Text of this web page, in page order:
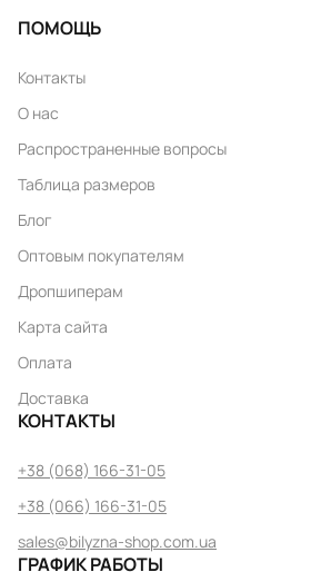
ПОМОЩЬ
Контакты
О нас
Распространенные вопросы
Таблица размеров
Блог
Оптовым покупателям
Дропшиперам
Карта сайта
Оплата
Доставка
КОНТАКТЫ
+38 (068) 166-31-05
+38 (066) 166-31-05
sales@bilyzna-shop.com.ua
ГРАФИК РАБОТЫ